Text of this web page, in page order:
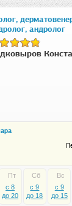
андролог
Пт
c 8
до 20
Сб
c 9
до 18
Вс
c 9
до 15